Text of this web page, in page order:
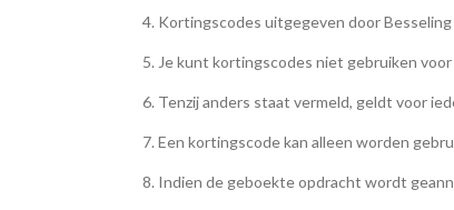
Kortingscodes uitgegeven door
Je kunt kortingscodes niet gebruiken
Tenzij anders staat vermeld, geldt voor
Een kortingscode kan alleen worden
Indien de geboekte opdracht wordt